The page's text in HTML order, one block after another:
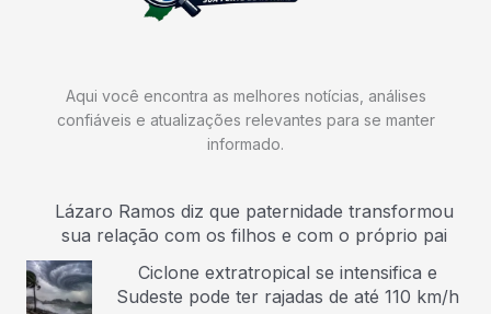
Aqui você encontra as melhores notícias, análises
confiáveis e atualizações relevantes para se manter
informado.
Lázaro Ramos diz que paternidade transformou
sua relação com os filhos e com o próprio pai
Ciclone extratropical se intensifica e
Sudeste pode ter rajadas de até 110 km/h